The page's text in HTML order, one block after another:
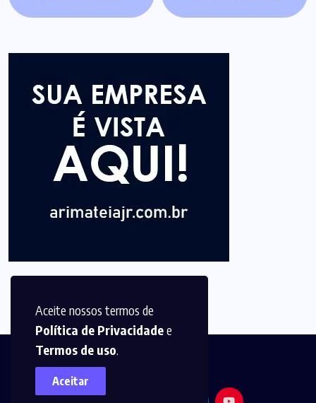
Aceite nossos termos de
Política de Privacidadee
Termos de uso.
Aceitar